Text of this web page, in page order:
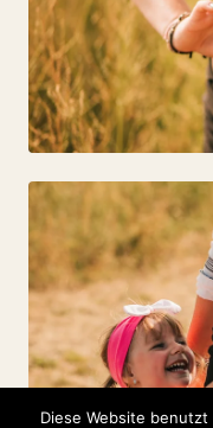
Diese Website